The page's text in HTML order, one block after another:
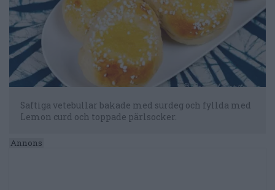
Saftiga vetebullar bakade med surdeg och fyllda med
Lemon curd och toppade pärlsocker.